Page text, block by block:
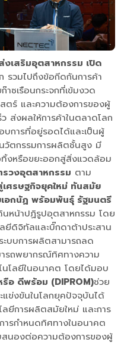
เสริมอุตสาหกรรม เปิด
รวมไปถึงข้อกีดกันการค้า
ซเรือนกระจกที่เข้มงวด
ร์ และความต้องการของผู้
ส่งผลให้การค้าในตลาดโลก
บการที่อยู่รอดได้และเป็นผู้
นวัตกรรมการผลิตชั้นสูง มี
งหรือขยะออกสู่สิ่งแวดล้อม
รวงอุตสาหกรรม ตาม
ศรษฐกิจยุคใหม่ ทันสมัย
เอกนัฏ พร้อมพันธุ์ รัฐมนตรี
นหน้าปฏิรูปอุตสาหกรรม โดย
ยีดิจิทัลและบิ๊กดาต้าประสาน
ะบบการผลิตสามารถลด
รถพยากรณ์ทิศทางความ
นโลยีในอนาคต โดยได้มอบ
อ ดีพร้อม (DIPROM)ช่วย
ข่งขันในโลกยุคปัจจุบันได้
ลยีการผลิตสมัยใหม่ และการ
ารกำหนดทิศทางในอนาคต
สนองต่อความต้องการของผู้